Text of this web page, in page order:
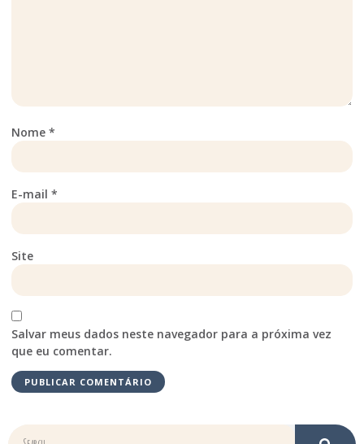
Nome *
E-mail *
Site
Salvar meus dados neste navegador para a próxima vez
que eu comentar.